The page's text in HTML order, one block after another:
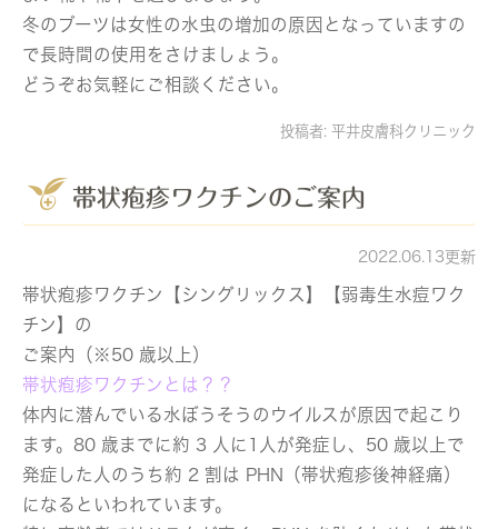
冬のブーツは女性の水虫の増加の原因となっていますの
で長時間の使用をさけましょう。
どうぞお気軽にご相談ください。
投稿者: 平井皮膚科クリニック
帯状疱疹ワクチンのご案内
2022.06.13更新
帯状疱疹ワクチン【シングリックス】【弱毒生水痘ワク
チン】の
ご案内（※50 歳以上）
帯状疱疹ワクチンとは？？
体内に潜んでいる水ぼうそうのウイルスが原因で起こり
ます。80 歳までに約 3 人に1人が発症し、50 歳以上で
発症した人のうち約 2 割は PHN（帯状疱疹後神経痛）
になるといわれています。